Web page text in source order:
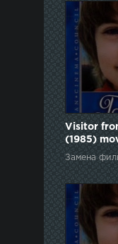
Visitor
(1985)
Замена